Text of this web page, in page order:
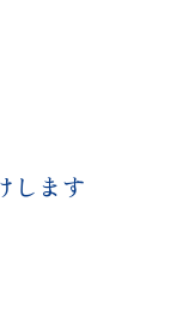
します